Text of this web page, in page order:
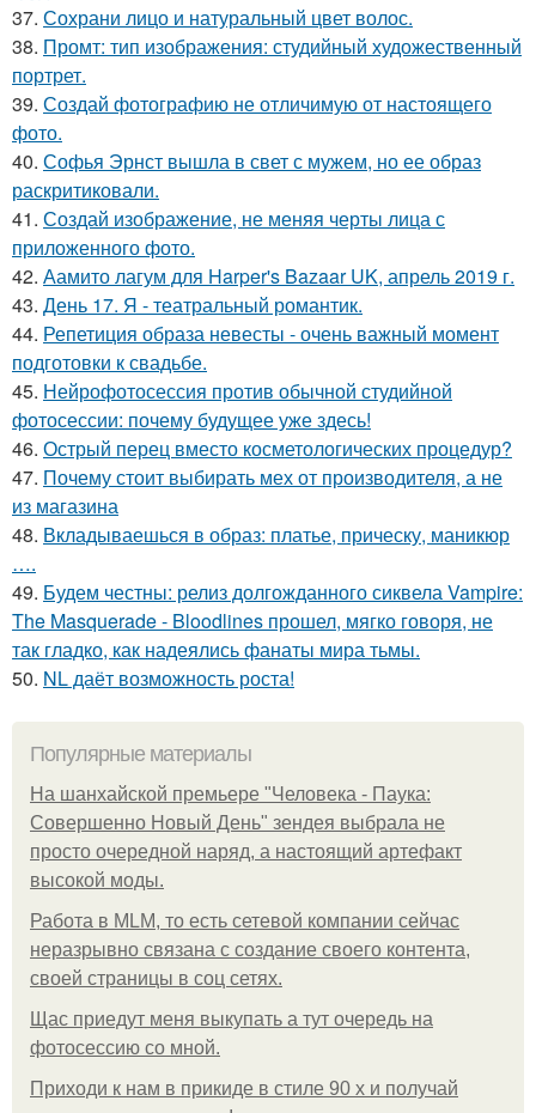
37. Сохрани лицо и натуральный цвет волос.
38. Промт: тип изображения: студийный художественный
портрет.
39. Создай фотографию не отличимую от настоящего
фото.
40. Софья Эрнст вышла в свет с мужем, но ее образ
раскритиковали.
41. Создай изображение, не меняя черты лица с
приложенного фото.
42. Аамито лагум для Harper's Bazaar UK, апрель 2019 г.
43. День 17. Я - театральный романтик.
44. Репетиция образа невесты - очень важный момент
подготовки к свадьбе.
45. Нейрофотосессия против обычной студийной
фотосессии: почему будущее уже здесь!
46. Острый перец вместо косметологических процедур?
47. Почему стоит выбирать мех от производителя, а не
из магазина
48. Вкладываешься в образ: платье, прическу, маникюр
….
49. Будем честны: релиз долгожданного сиквела Vampire:
The Masquerade - Bloodlines прошел, мягко говоря, не
так гладко, как надеялись фанаты мира тьмы.
50. NL даёт возможность роста!
Популярные материалы
На шанхайской премьере "Человека - Паука:
Совершенно Новый День" зендея выбрала не
просто очередной наряд, а настоящий артефакт
высокой моды.
Работа в MLM, то есть сетевой компании сейчас
неразрывно связана с создание своего контента,
своей страницы в соц сетях.
Щас приедут меня выкупать а тут очередь на
фотосессию со мной.
Приходи к нам в прикиде в стиле 90 х и получай